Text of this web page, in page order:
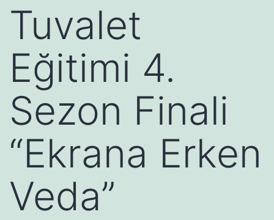
Tuvalet
Eğitimi 4.
Sezon Finali
“Ekrana Erken
Veda”